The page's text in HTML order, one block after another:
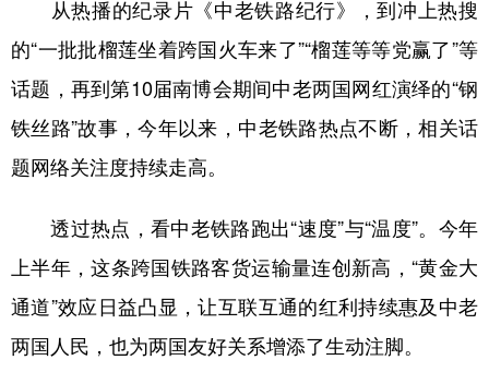
从热播的纪录片《中老铁路纪行》，到冲上热搜
的“一批批榴莲坐着跨国火车来了”“榴莲等等党赢了”等
话题，再到第10届南博会期间中老两国网红演绎的“钢
铁丝路”故事，今年以来，中老铁路热点不断，相关话
题网络关注度持续走高。
透过热点，看中老铁路跑出“速度”与“温度”。今年
上半年，这条跨国铁路客货运输量连创新高，“黄金大
通道”效应日益凸显，让互联互通的红利持续惠及中老
两国人民，也为两国友好关系增添了生动注脚。